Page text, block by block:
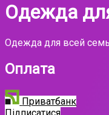
Одежда
Одежда для всей
Оплата
Приватбанк
Підписатися